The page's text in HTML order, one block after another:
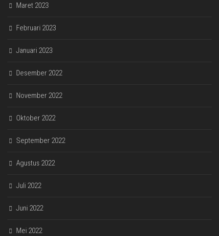
Maret 2023
Februari 2023
Januari 2023
Desember 2022
November 2022
Oktober 2022
September 2022
Agustus 2022
Juli 2022
Juni 2022
Mei 2022